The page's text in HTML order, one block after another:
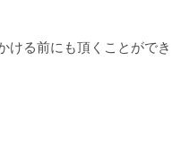
ける前にも頂くことができ